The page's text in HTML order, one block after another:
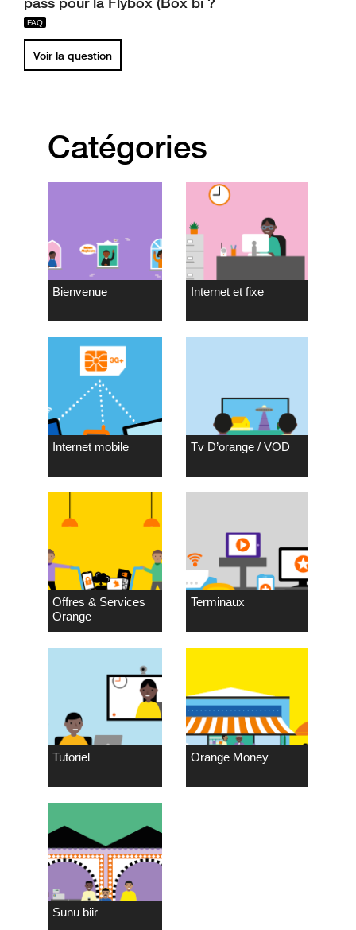
Voir la question
Catégories
Bienvenue Internet et fixe
Internet mobile Tv D’orange / VOD
Offres & Services
Orange
Terminaux
Tutoriel Orange Money
Sunu biir